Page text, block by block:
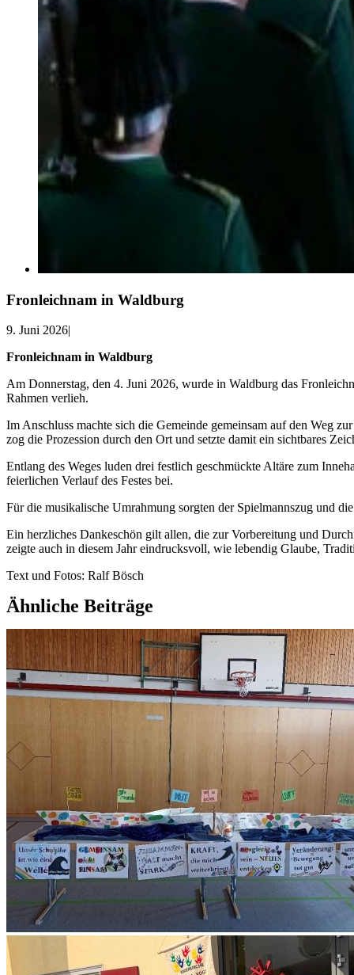
Fronleichnam in Waldburg
9. Juni 2026|
Fronleichnam in Waldburg
Am Donnerstag, den 4. Juni 2026, wurde in Waldburg das
Rahmen verlieh.
Im Anschluss machte sich die Gemeinde gemeinsam auf den Weg
zog die Prozession durch den Ort und setzte damit ein sichtbares
Entlang des Weges luden drei festlich geschmückte Altäre zum
feierlichen Verlauf des Festes bei.
Für die musikalische Umrahmung sorgten der Spielmannszug und
Ein herzliches Dankeschön gilt allen, die zur Vorbereitung und
zeigte auch in diesem Jahr eindrucksvoll, wie lebendig Glaube,
Text und Fotos: Ralf Bösch
Ähnliche Beiträge